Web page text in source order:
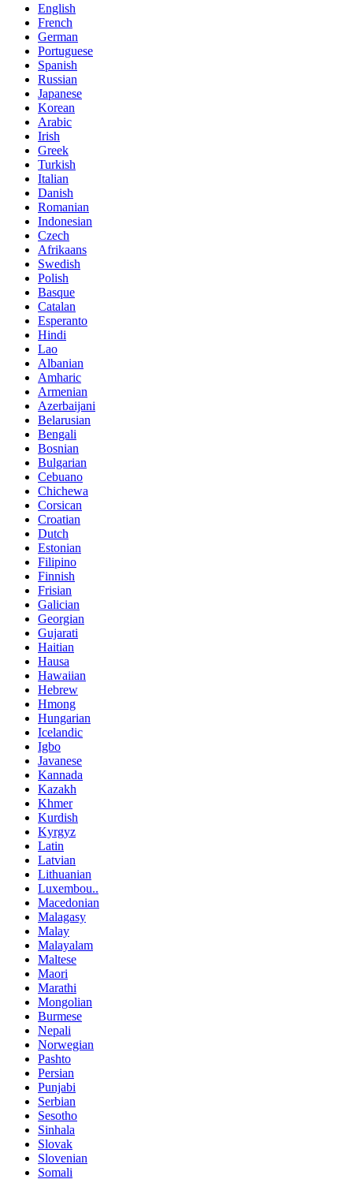
English
French
German
Portuguese
Spanish
Russian
Japanese
Korean
Arabic
Irish
Greek
Turkish
Italian
Danish
Romanian
Indonesian
Czech
Afrikaans
Swedish
Polish
Basque
Catalan
Esperanto
Hindi
Lao
Albanian
Amharic
Armenian
Azerbaijani
Belarusian
Bengali
Bosnian
Bulgarian
Cebuano
Chichewa
Corsican
Croatian
Dutch
Estonian
Filipino
Finnish
Frisian
Galician
Georgian
Gujarati
Haitian
Hausa
Hawaiian
Hebrew
Hmong
Hungarian
Icelandic
Igbo
Javanese
Kannada
Kazakh
Khmer
Kurdish
Kyrgyz
Latin
Latvian
Lithuanian
Luxembou..
Macedonian
Malagasy
Malay
Malayalam
Maltese
Maori
Marathi
Mongolian
Burmese
Nepali
Norwegian
Pashto
Persian
Punjabi
Serbian
Sesotho
Sinhala
Slovak
Slovenian
Somali